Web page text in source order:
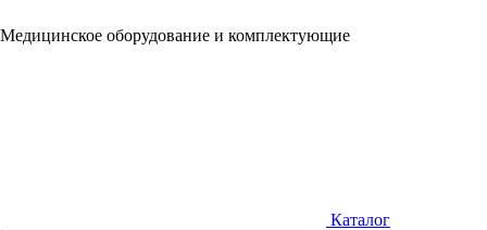
Медицинское оборудование и комплектующие
Каталог